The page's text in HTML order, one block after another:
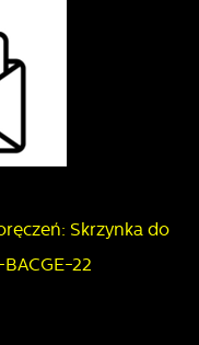
Skrzynka do
22